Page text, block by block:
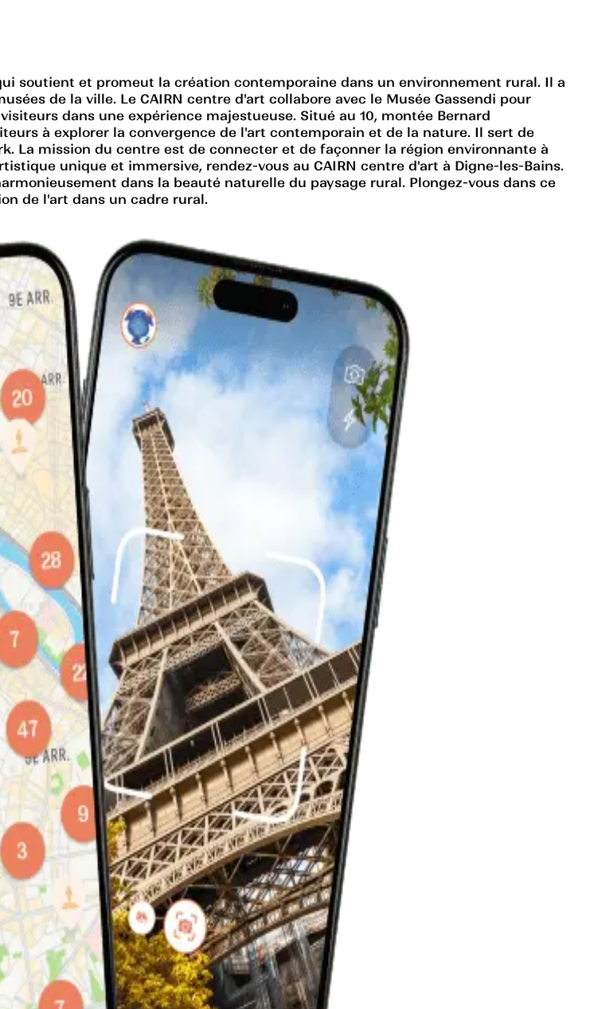
soutient et promeut la création contemporaine dans un environnement rural. Il a
de la ville. Le CAIRN centre d'art collabore avec le Musée Gassendi pour
dans une expérience majestueuse. Situé au 10, montée Bernard
à explorer la convergence de l'art contemporain et de la nature. Il sert de
La mission du centre est de connecter et de façonner la région environnante à
unique et immersive, rendez-vous au CAIRN centre d'art à Digne-les-Bains.
dans la beauté naturelle du paysage rural. Plongez-vous dans ce
de l'art dans un cadre rural.